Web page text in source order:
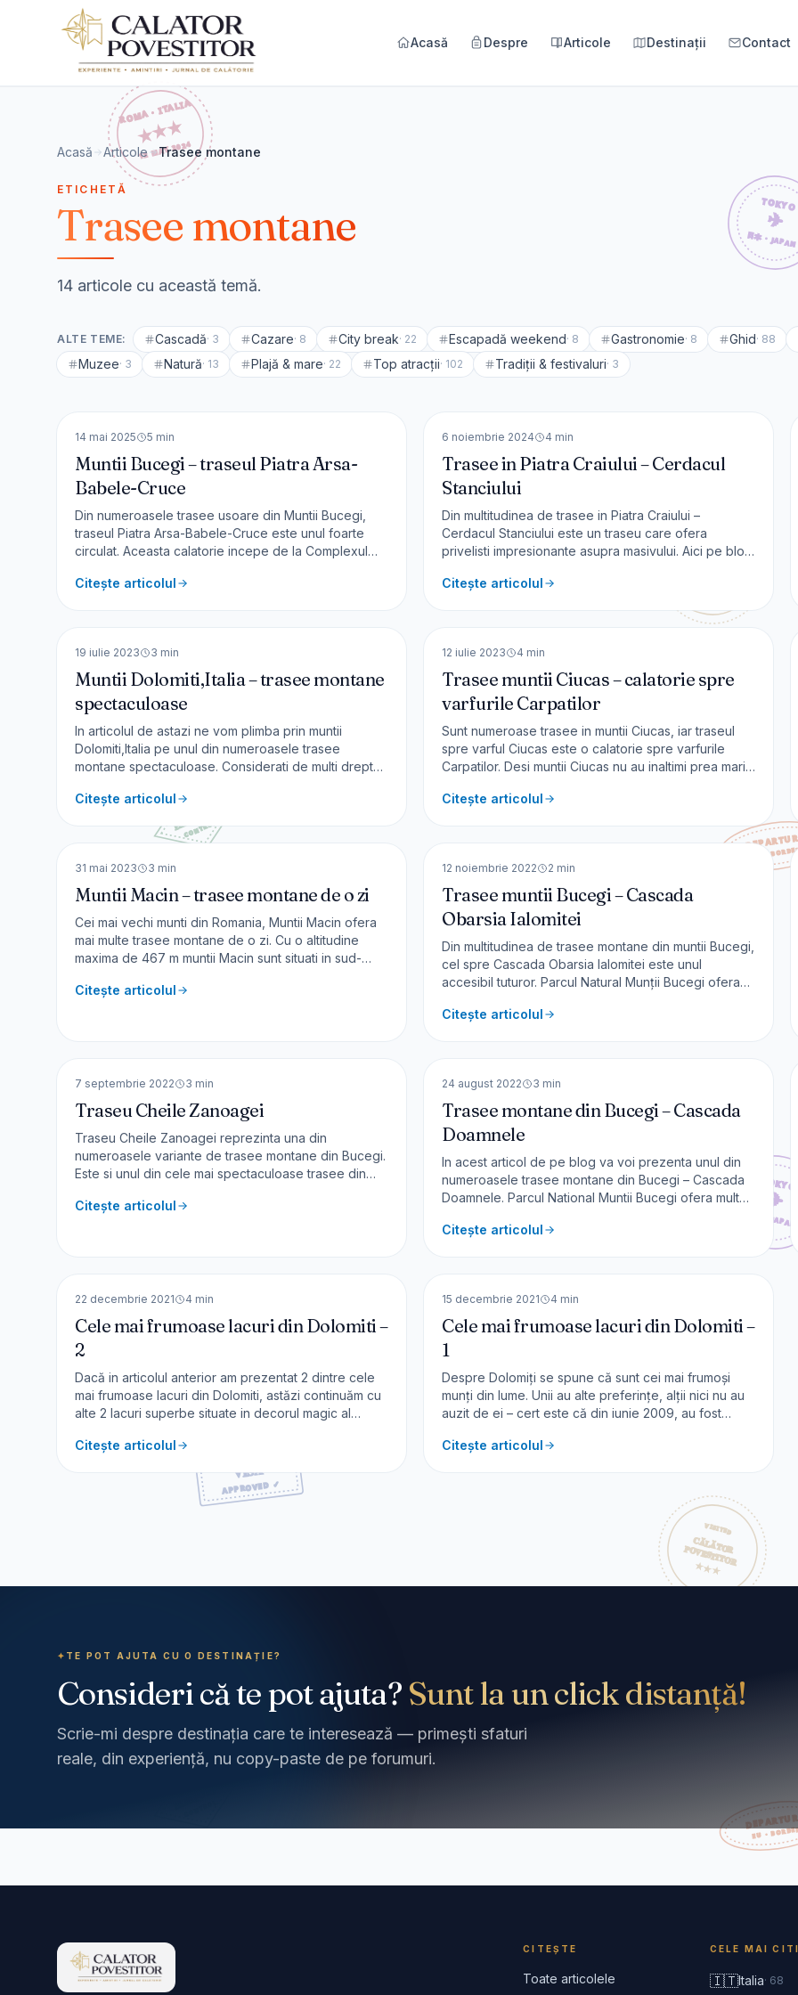
Sari la conținut
Acasă Despre Articole Destinații Contact
Acasă Articole Trasee montane
ETICHETĂ
Trasee montane
14 articole cu această temă.
ALTE TEME: Cascadă· 3 Cazare· 8 City break· 22 Escapadă weekend· 8 Gastronomie· 8 Ghid· 88
Muzee· 3 Natură· 13 Plajă & mare· 22 Top atracții· 102 Tradiții & festivaluri· 3
14 mai 2025 5 min
Muntii Bucegi – traseul Piatra Arsa-
Babele-Cruce
Din numeroasele trasee usoare din Muntii Bucegi,
traseul Piatra Arsa-Babele-Cruce este unul foarte
circulat. Aceasta calatorie incepe de la Complexul
pana la Crucea Eroilor. Cum se ajunge ? Din DN73
Citește articolul
6 noiembrie 2024 4 min
Trasee in Piatra Craiului – Cerdacul
Stanciului
Din multitudinea de trasee in Piatra Craiului –
Cerdacul Stanciului este un traseu care ofera
privelisti impresionante asupra masivului. Aici pe blog
minunata calatorie in mijlocul naturii. Informatii traseu
Citește articolul
19 iulie 2023 3 min
Muntii Dolomiti,Italia – trasee montane
spectaculoase
In articolul de astazi ne vom plimba prin muntii
Dolomiti,Italia pe unul din numeroasele trasee
montane spectaculoase. Considerati de multi drept
patrimoniul UNESCO in 2009. Muntii Dolomiti Unul din
Dolomiti SS 48
Citește articolul
12 iulie 2023 4 min
Trasee muntii Ciucas – calatorie spre
varfurile Carpatilor
Sunt numeroase trasee in muntii Ciucas, iar traseul
spre varful Ciucas este o calatorie spre varfurile
Carpatilor. Desi muntii Ciucas nu au inaltimi prea mari –
montane. Informatii generale Această rută este cea
Citește articolul
31 mai 2023 3 min
Muntii Macin – trasee montane de o zi
Cei mai vechi munti din Romania, Muntii Macin ofera
mai multe trasee montane de o zi. Cu o altitudine
maxima de 467 m muntii Macin sunt situati in sud-
Național Munții Măcinului. Zona Dobrogea este
Citește articolul
12 noiembrie 2022 2 min
Trasee muntii Bucegi – Cascada
Obarsia Ialomitei
Din multitudinea de trasee montane din muntii Bucegi,
cel spre Cascada Obarsia Ialomitei este unul
accesibil tuturor. Parcul Natural Munții Bucegi ofera
calatorie, puteti citi si despre traseul Cheile
Citește articolul
7 septembrie 2022 3 min
Traseu Cheile Zanoagei
Traseu Cheile Zanoagei reprezinta una din
numeroasele variante de trasee montane din Bucegi.
Este si unul din cele mai spectaculoase trasee din
multe asemenea poteci frumoase – despre traseul
Citește articolul
24 august 2022 3 min
Trasee montane din Bucegi – Cascada
Doamnele
In acest articol de pe blog va voi prezenta unul din
numeroasele trasee montane din Bucegi – Cascada
Doamnele. Parcul National Muntii Bucegi ofera multe
de catre cei mai putin experimentati. Traseul nostru
Citește articolul
22 decembrie 2021 4 min
Cele mai frumoase lacuri din Dolomiti –
2
Dacă in articolul anterior am prezentat 2 dintre cele
mai frumoase lacuri din Dolomiti, astăzi continuăm cu
alte 2 lacuri superbe situate in decorul magic al
Citește articolul
15 decembrie 2021 4 min
Cele mai frumoase lacuri din Dolomiti –
1
Despre Dolomiți se spune că sunt cei mai frumoși
munți din lume. Unii au alte preferințe, alții nici nu au
auzit de ei – cert este că din iunie 2009, au fost
frumoși munți din lume atunci să vedem și cele mai
Citește articolul
✦ TE POT AJUTA CU O DESTINAȚIE?
Consideri că te pot ajuta? Sunt la un click distanță!
Scrie-mi despre destinația care te interesează — primești sfaturi
reale, din experiență, nu copy-paste de pe forumuri.
CITEȘTE
Toate articolele
CELE MAI
🇮🇹Italia· 68